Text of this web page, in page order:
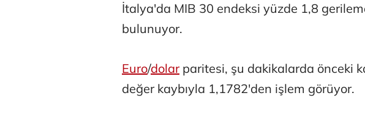
İtalya'da MIB 30 endeksi yüzde 1,8
bulunuyor.
Euro/dolarparitesi, şu dakikalarda önceki
değer kaybıyla 1,1782'den işlem görüyor.